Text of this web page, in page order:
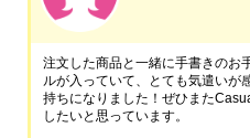
注文した商品と一緒に手書きのお
ルが入っていて、とても気遣いが
持ちになりました！ぜひまた
したいと思っています。